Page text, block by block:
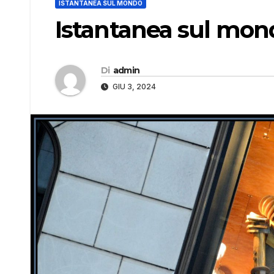
ISTANTANEA SUL MONDO
Istantanea sul
Di admin
GIU 3, 2024